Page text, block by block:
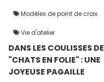
DANS LES COULISSES DE
"CHATS EN FOLIE" : UNE
JOYEUSE PAGAILLE
Modèles de point de croix
Vie d'atelier